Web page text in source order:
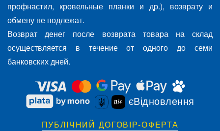
профнастил, кровельные планки и др.), возврату и
обмену не подлежат.
Возврат денег после возврата товара на склад
осуществляется в течение от одного до семи
банковских дней.
єВідновлення
ПУБЛІЧНИЙ ДОГОВІР-ОФЕРТА